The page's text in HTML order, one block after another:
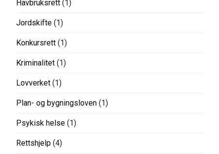
Havbruksrett (1)
Jordskifte (1)
Konkursrett (1)
Kriminalitet (1)
Lovverket (1)
Plan- og bygningsloven (1)
Psykisk helse (1)
Rettshjelp (4)